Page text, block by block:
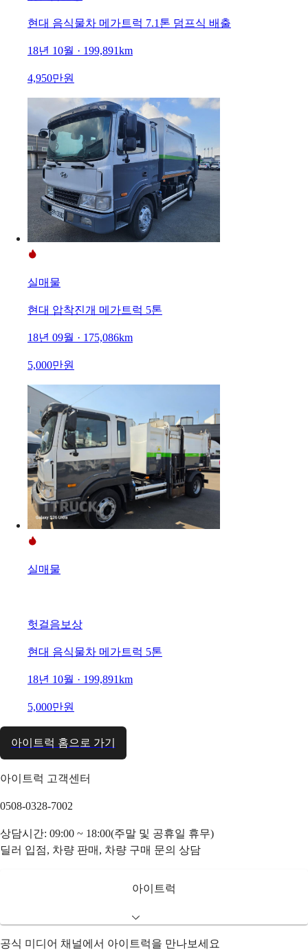
현대 음식물차 메가트럭 7.1톤 덤프식 배출
18년 10월 · 199,891km
4,950만원
실매물
현대 압착진개 메가트럭 5톤
18년 09월 · 175,086km
5,000만원
실매물
헛걸음보상
현대 음식물차 메가트럭 5톤
18년 10월 · 199,891km
5,000만원
아이트럭 홈으로 가기
아이트럭 고객센터
0508-0328-7002
상담시간: 09:00 ~ 18:00(주말 및 공휴일 휴무)
딜러 입점, 차량 판매, 차량 구매 문의 상담
아이트럭
공식 미디어 채널에서 아이트럭을 만나보세요